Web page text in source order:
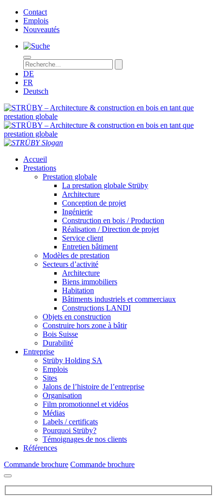
Contact
Emplois
Nouveautés
DE
FR
Deutsch
STRÜBY – Architecture & construction en bois en tant que
Accueil
Prestations
Prestation globale
La prestation globale Strüby
Architecture
Conception de projet
Ingénierie
Construction en bois / Production
Réalisation / Direction de projet
Service client
Entretien bâtiment
Modèles de prestation
Secteurs d’activité
Architecture
Biens immobiliers
Habitation
Bâtiments industriels et commerciaux
Constructions LANDI
Objets en construction
Construire hors zone à bâtir
Bois Suisse
Durabilité
Entreprise
Strüby Holding SA
Emplois
Sites
Jalons de l’histoire de l’entreprise
Organisation
Film promotionnel et vidéos
Médias
Labels / certificats
Pourquoi Strüby?
Témoignages de nos clients
Références
Commande brochure Commande brochure